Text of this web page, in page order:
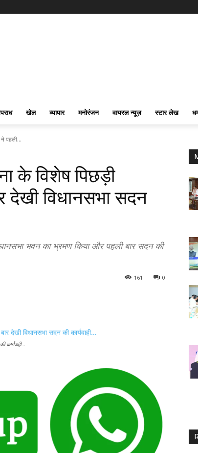
खेल व्यापार मनोरंजन वायरल न्यूज़ स्टार लेख
पहली...
के विशेष पिछड़ी
देखी विधानसभा सदन
भवन का भ्रमण किया और पहली बार सदन की
0
161
कार्यवाही…